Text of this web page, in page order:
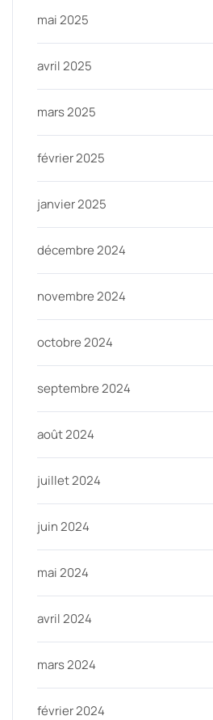
mai 2025
avril 2025
mars 2025
février 2025
janvier 2025
décembre 2024
novembre 2024
octobre 2024
septembre 2024
août 2024
juillet 2024
juin 2024
mai 2024
avril 2024
mars 2024
février 2024